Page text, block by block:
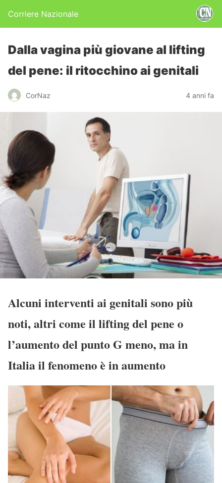
Corriere Nazionale
Dalla vagina più giovane al lifting
del pene: il ritocchino ai genitali
CorNaz 4 anni fa
Alcuni interventi ai genitali sono più
noti, altri come il lifting del pene o
l’aumento del punto G meno, ma in
Italia il fenomeno è in aumento